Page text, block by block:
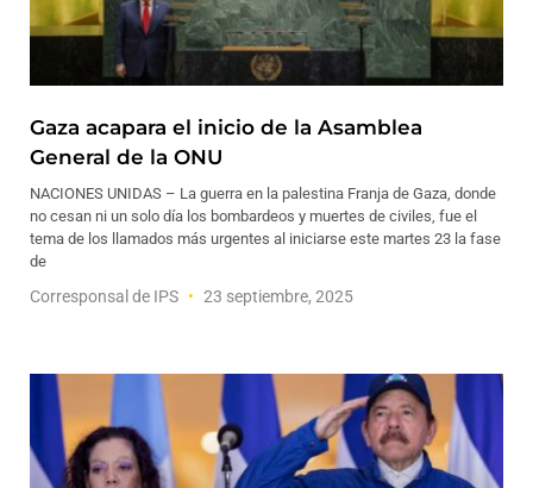
Gaza acapara el inicio de la Asamblea
General de la ONU
NACIONES UNIDAS – La guerra en la palestina Franja de Gaza, donde
no cesan ni un solo día los bombardeos y muertes de civiles, fue el
tema de los llamados más urgentes al iniciarse este martes 23 la fase
de
Corresponsal de IPS 23 septiembre, 2025